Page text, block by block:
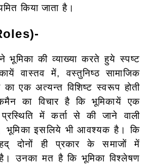
किया जाता है।
भूमिका की व्याख्या करते हुये स्पष्ट
वास्तव में, वस्तुनिष्ठ सामाजिक
का एक अत्यन्त विशिष्ट स्वरूप होती
का विचार है कि भूमिकायें एक
प्रस्थिति में कर्ता से की जाने वाली
भूमिका इसलिये भी आवश्यक है। कि
दोनों ही प्रकार के समाजों में
उनका मत है कि भूमिका विश्लेषण